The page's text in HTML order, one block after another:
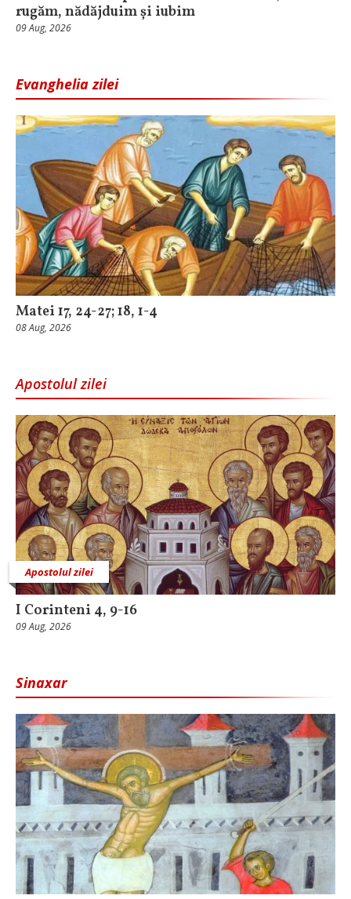
rugăm, nădăjduim și iubim
09 Aug, 2026
Evanghelia zilei
Matei 17, 24-27; 18, 1-4
08 Aug, 2026
Apostolul zilei
Apostolul zilei
I Corinteni 4, 9-16
09 Aug, 2026
Sinaxar